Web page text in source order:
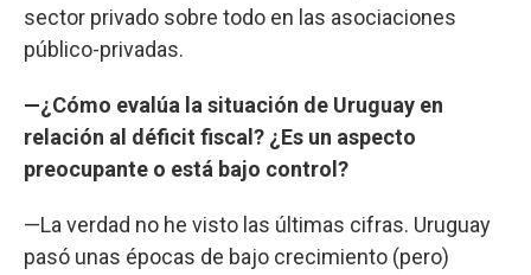
sector privado sobre todo en las asociaciones
público-privadas.
—¿Cómo evalúa la situación de Uruguay en
relación al déficit fiscal? ¿Es un aspecto
preocupante o está bajo control?
—La verdad no he visto las últimas cifras. Uruguay
pasó unas épocas de bajo crecimiento (pero)